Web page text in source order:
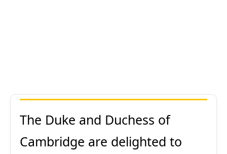
The Duke and Duchess of
Cambridge are delighted to